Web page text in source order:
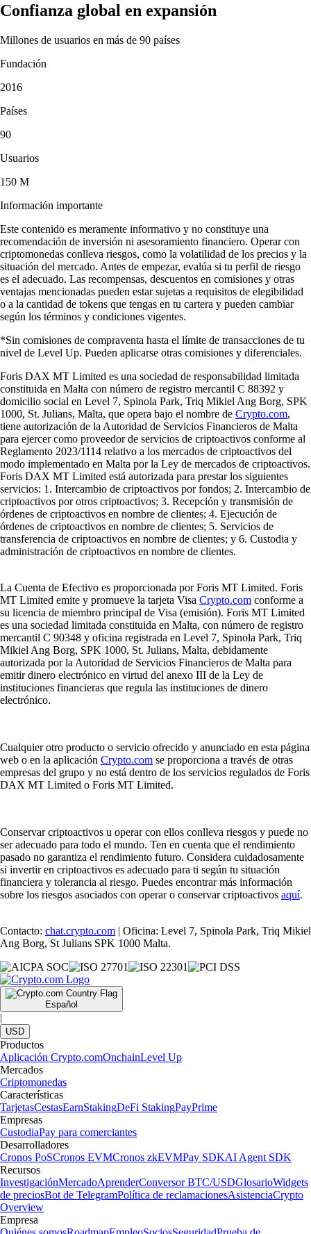
Confianza global en expansión
Millones de usuarios en más de 90 países
Fundación
2016
Países
90
Usuarios
150 M
Información importante
Este contenido es meramente informativo y no constituye una
recomendación de inversión ni asesoramiento financiero. Operar con
criptomonedas conlleva riesgos, como la volatilidad de los precios y la
situación del mercado. Antes de empezar, evalúa si tu perfil de riesgo
es el adecuado. Las recompensas, descuentos en comisiones y otras
ventajas mencionadas pueden estar sujetas a requisitos de elegibilidad
o a la cantidad de tokens que tengas en tu cartera y pueden cambiar
según los términos y condiciones vigentes.
*Sin comisiones de compraventa hasta el límite de transacciones de tu
nivel de Level Up. Pueden aplicarse otras comisiones y diferenciales.
Foris DAX MT Limited es una sociedad de responsabilidad limitada
constituida en Malta con número de registro mercantil C 88392 y
domicilio social en Level 7, Spinola Park, Triq Mikiel Ang Borg, SPK
1000, St. Julians, Malta, que opera bajo el nombre de Crypto.com,
tiene autorización de la Autoridad de Servicios Financieros de Malta
para ejercer como proveedor de servicios de criptoactivos conforme al
Reglamento 2023/1114 relativo a los mercados de criptoactivos del
modo implementado en Malta por la Ley de mercados de criptoactivos.
Foris DAX MT Limited está autorizada para prestar los siguientes
servicios: 1. Intercambio de criptoactivos por fondos; 2. Intercambio de
criptoactivos por otros criptoactivos; 3. Recepción y transmisión de
órdenes de criptoactivos en nombre de clientes; 4. Ejecución de
órdenes de criptoactivos en nombre de clientes; 5. Servicios de
transferencia de criptoactivos en nombre de clientes; y 6. Custodia y
administración de criptoactivos en nombre de clientes.
La Cuenta de Efectivo es proporcionada por Foris MT Limited. Foris
MT Limited emite y promueve la tarjeta Visa Crypto.com conforme a
su licencia de miembro principal de Visa (emisión). Foris MT Limited
es una sociedad limitada constituida en Malta, con número de registro
mercantil C 90348 y oficina registrada en Level 7, Spinola Park, Triq
Mikiel Ang Borg, SPK 1000, St. Julians, Malta, debidamente
autorizada por la Autoridad de Servicios Financieros de Malta para
emitir dinero electrónico en virtud del anexo III de la Ley de
instituciones financieras que regula las instituciones de dinero
electrónico.
Cualquier otro producto o servicio ofrecido y anunciado en esta página
web o en la aplicación Crypto.com se proporciona a través de otras
empresas del grupo y no está dentro de los servicios regulados de Foris
DAX MT Limited o Foris MT Limited.
Conservar criptoactivos u operar con ellos conlleva riesgos y puede no
ser adecuado para todo el mundo. Ten en cuenta que el rendimiento
pasado no garantiza el rendimiento futuro. Considera cuidadosamente
si invertir en criptoactivos es adecuado para ti según tu situación
financiera y tolerancia al riesgo. Puedes encontrar más información
sobre los riesgos asociados con operar o conservar criptoactivos aquí.
Contacto: chat.crypto.com | Oficina: Level 7, Spinola Park, Triq Mikiel
Ang Borg, St Julians SPK 1000 Malta.
Español
|
USD
Productos
Aplicación Crypto.comOnchainLevel Up
Mercados
Criptomonedas
Características
TarjetasCestasEarnStakingDeFi StakingPayPrime
Empresas
CustodiaPay para comerciantes
Desarrolladores
Cronos PoSCronos EVMCronos zkEVMPay SDKAI Agent SDK
Recursos
InvestigaciónMercadoAprenderConversor BTC/USDGlosarioWidgets
de preciosBot de TelegramPolítica de reclamacionesAsistenciaCrypto
Overview
Empresa